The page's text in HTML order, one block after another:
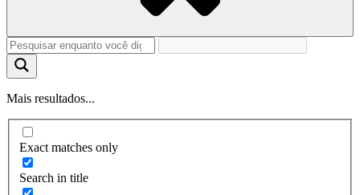
Mais resultados...
Exact matches only
Search in title